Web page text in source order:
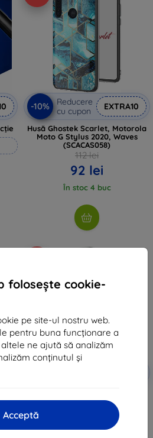
folosește cookie-
pe site-ul nostru web.
pentru buna funcționare a
ne ajută să analizăm
conținutul și
Acceptă
-10%
Reducere
cu cupon
EXTRA10
Husă Ghostek Scarlet, Motorola
Moto G Stylus 2020, Waves
(SCACAS058)
112 lei
92 lei
În stoc 4 buc
Motorola Moto G Stylus 2020,
Leopard (SCACAS040)